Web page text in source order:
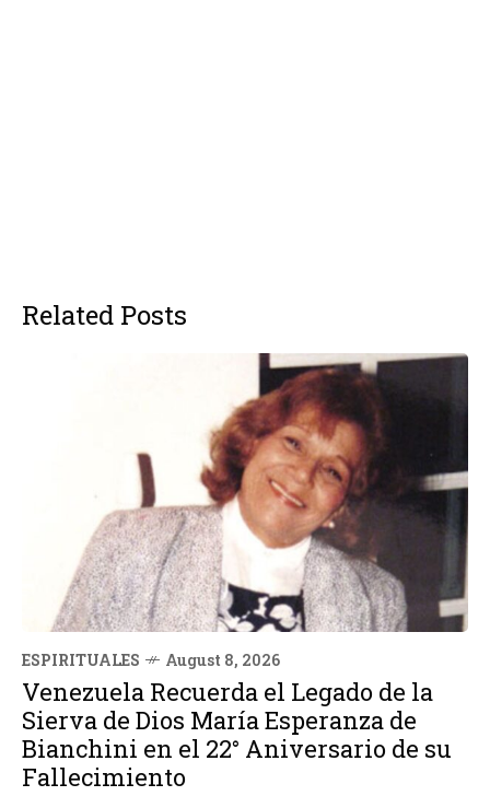
Related Posts
ESPIRITUALES August 8, 2026
Venezuela Recuerda el Legado de la
Sierva de Dios María Esperanza de
Bianchini en el 22° Aniversario de su
Fallecimiento